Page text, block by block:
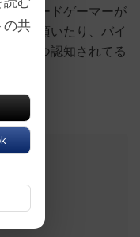
まボードゲーマーが
って頂いたり、バイ
しずつ認知されてる
の共